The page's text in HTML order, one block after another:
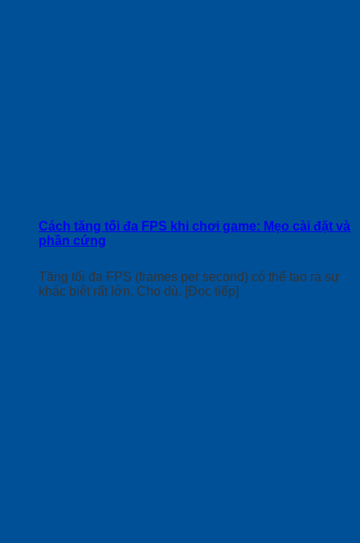
Cách tăng tối đa FPS khi chơi game: Mẹo cài đặt và
phần cứng
Tăng tối đa FPS (frames per second) có thể tạo ra sự
khác biệt rất lớn. Cho dù. [Đọc tiếp]